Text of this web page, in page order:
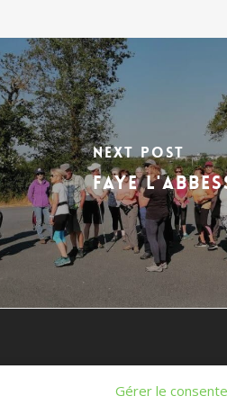
Gérer le
Next Post
FAYE